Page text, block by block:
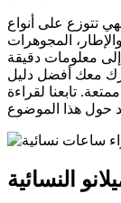
تتوزع على أنواع
المجوهرات
معلومات دقيقة
معك أفضل دليل
تابعنا لقراءة
النسائية